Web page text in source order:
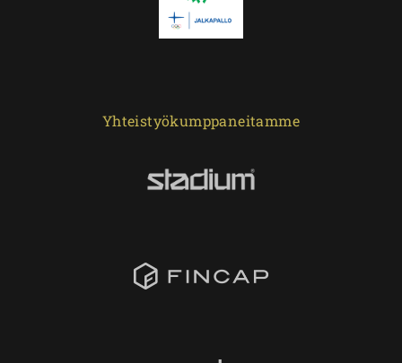
Yhteistyökumppaneitamme